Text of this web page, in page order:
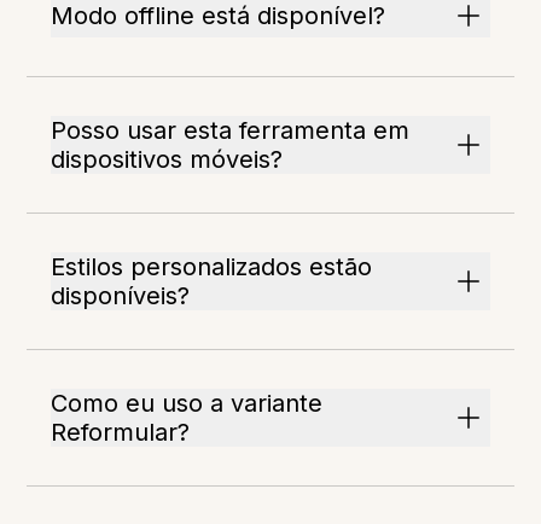
Modo offline está disponível?
Posso usar esta ferramenta em
dispositivos móveis?
Estilos personalizados estão
disponíveis?
Como eu uso a variante
Reformular?